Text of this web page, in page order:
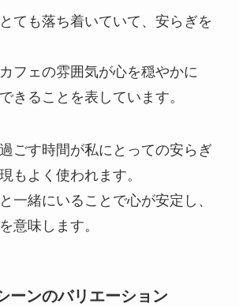
ても落ち着いていて、安らぎを
フェの雰囲気が心を穏やかに
きることを表しています。
ごす時間が私にとっての安らぎ
もよく使われます。
一緒にいることで心が安定し、
意味します。
ーンのバリエーション